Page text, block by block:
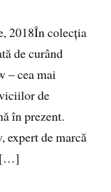
2018În colecția
de curând
– cea mai
de
în prezent.
de marcă
[…]